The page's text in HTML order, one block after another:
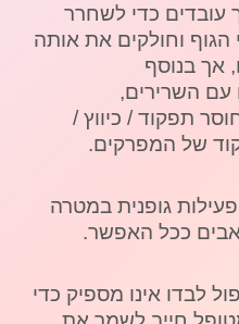
עובדים כדי לשחרר
וחולקים את אותה
אך בנוסף
עם השרירים,
תפקוד / כיווץ /
של המפרקים.
גופנית במטרה
ככל האפשר.
לבדו אינו מספיק כדי